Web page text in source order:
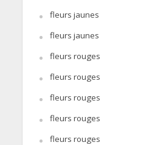
fleurs jaunes
fleurs jaunes
fleurs rouges
fleurs rouges
fleurs rouges
fleurs rouges
fleurs rouges